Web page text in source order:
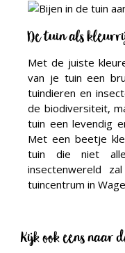
De tuin als
Met de juiste
van je tuin een
tuindieren en
de biodiversiteit,
tuin een levendig
Met een beetje
tuin die niet
insectenwereld
tuincentrum in
Kijk ook eens naar